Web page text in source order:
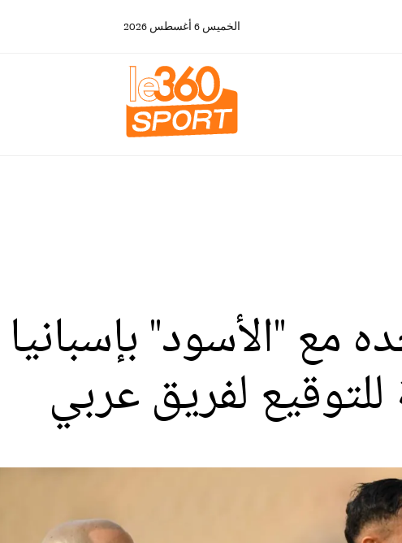
الخميس 6 أغسطس 2026
مع "الأسود"
للتوقيع لفريق عربي